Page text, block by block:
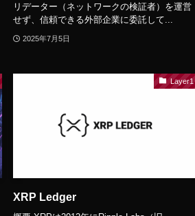
リデーター（ネットワークの検証者）を運営
せず、信頼できる外部企業に委託して...
2025年7月5日
Layer1
XRP Ledger